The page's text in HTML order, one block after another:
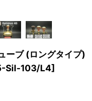
ーブ (ロングタイプ)
Sil-103/L4]